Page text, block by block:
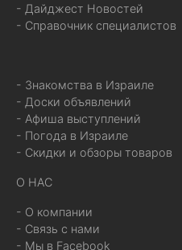
- Дайджест Новостей
- Справочник специалистов
- Знакомства в Израиле
- Доски объявлений
- Афиша выступлений
- Погода в Израиле
- Скидки и обзоры товаров
О НАС
- О компании
- Связь с нами
- Мы в Facebook